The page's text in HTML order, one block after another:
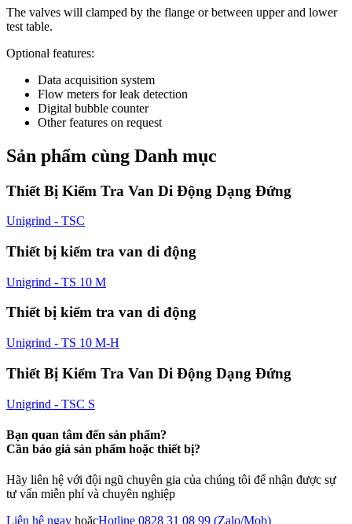
The valves will clamped by the flange or between upper and lower
test table.
Optional features:
Data acquisition system
Flow meters for leak detection
Digital bubble counter
Other features on request
Sản phẩm cùng Danh mục
Thiết Bị Kiểm Tra Van Di Động Dạng Đứng
Unigrind - TSC
Thiết bị kiểm tra van di động
Unigrind - TS 10 M
Thiết bị kiểm tra van di động
Unigrind - TS 10 M-H
Thiết Bị Kiểm Tra Van Di Động Dạng Đứng
Unigrind - TSC S
Bạn quan tâm đến sản phẩm?
Cần báo giá sản phẩm hoặc thiết bị?
Hãy liên hệ với đội ngũ chuyên gia của chúng tôi để nhận được sự
tư vấn miễn phí và chuyên nghiệp
Liên hệ ngay hoặcHotline 0828 31 08 99 (Zalo/Mob)